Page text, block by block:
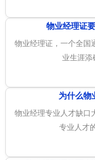
物业经理证
物业经理证，一个全国
业生涯添
为什么物
物业经理专业人才缺口
专业人才